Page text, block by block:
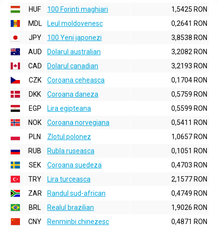
HUF
100 Forinti maghiari
1,5425 RON
MDL
Leul moldovenesc
0,2641 RON
JPY
100 Yeni japonezi
3,8538 RON
AUD
Dolarul australian
3,2082 RON
CAD
Dolarul canadian
3,2193 RON
CZK
Coroana ceheasca
0,1704 RON
DKK
Coroana daneza
0,5759 RON
EGP
Lira egipteana
0,5599 RON
NOK
Coroana norvegiana
0,5411 RON
PLN
Zlotul polonez
1,0657 RON
RUB
Rubla ruseasca
0,1051 RON
SEK
Coroana suedeza
0,4703 RON
TRY
Lira turceasca
2,1577 RON
ZAR
Randul sud-african
0,4749 RON
BRL
Realul brazilian
1,9026 RON
CNY
Renminbi chinezesc
0,4871 RON